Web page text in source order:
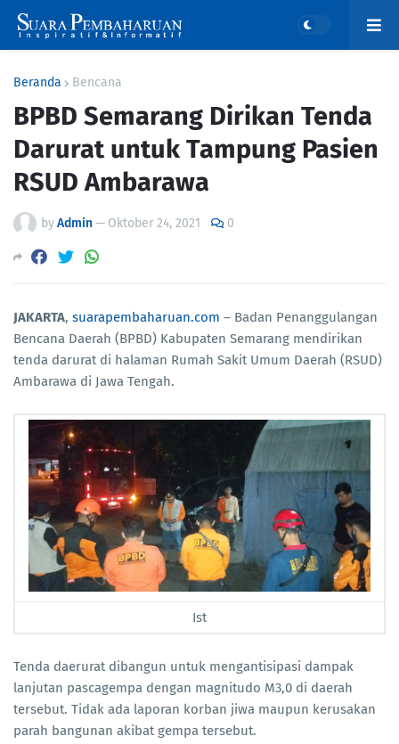
Beranda Bencana
BPBD Semarang Dirikan Tenda
Darurat untuk Tampung Pasien
RSUD Ambarawa
byAdmin— Oktober 24, 2021 0
JAKARTA, suarapembaharuan.com – Badan Penanggulangan
Bencana Daerah (BPBD) Kabupaten Semarang mendirikan
tenda darurat di halaman Rumah Sakit Umum Daerah (RSUD)
Ambarawa di Jawa Tengah.
Ist
Tenda daerurat dibangun untuk mengantisipasi dampak
lanjutan pascagempa dengan magnitudo M3,0 di daerah
tersebut. Tidak ada laporan korban jiwa maupun kerusakan
parah bangunan akibat gempa tersebut.